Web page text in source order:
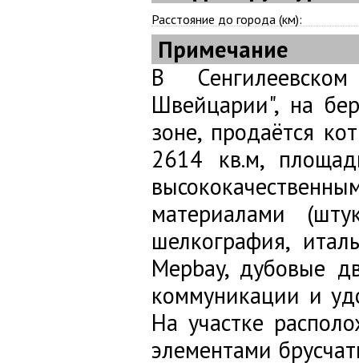
Расстояние до города (км):
Примечание
В
Швейцарии", на
зоне, продаётся
2614 кв.м,
материалами
шелкография,
Mepbay, дубовые
коммуникации и
На участке
элементами